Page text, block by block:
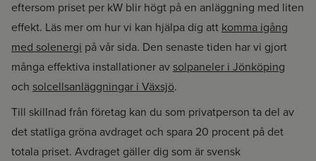
eftersom priset per kW blir högt på en anläggning med liten
effekt. Läs mer om hur vi kan hjälpa dig att komma igång
med solenergi på vår sida. Den senaste tiden har vi gjort
många effektiva installationer av solpaneler i Jönköping
och solcellsanläggningar i Växsjö.
Till skillnad från företag kan du som privatperson ta del av
det statliga gröna avdraget och spara 20 procent på det
totala priset. Avdraget gäller dig som är svensk